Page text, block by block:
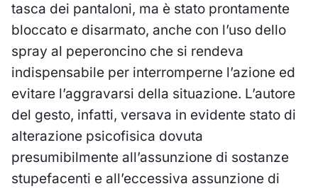
tasca dei pantaloni, ma è stato prontamente
bloccato e disarmato, anche con l’uso dello
spray al peperoncino che si rendeva
indispensabile per interromperne l’azione ed
evitare l’aggravarsi della situazione. L’autore
del gesto, infatti, versava in evidente stato di
alterazione psicofisica dovuta
presumibilmente all’assunzione di sostanze
stupefacenti e all’eccessiva assunzione di